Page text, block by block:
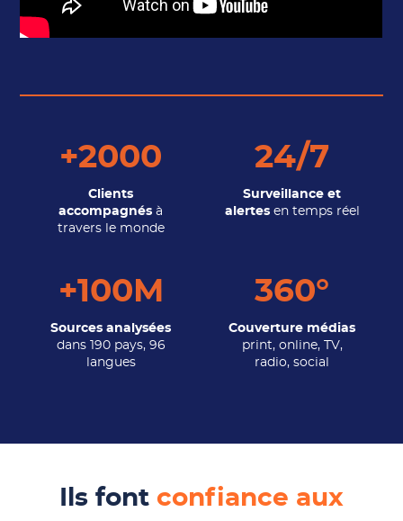
+2000
Clients
accompagnés à
travers le monde
24/7
Surveillance et
alertesen temps réel
+100M
Sources analysées
dans 190 pays, 96
langues
360°
Couverture médias
print, online, TV,
radio, social
Ils font confiance aux